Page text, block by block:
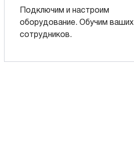
Подключим и настроим
оборудование. Обучим ваших
сотрудников.